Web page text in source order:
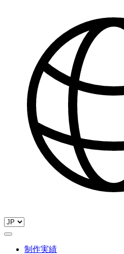
制作実績